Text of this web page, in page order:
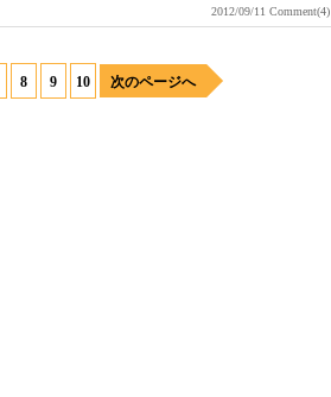
2012/09/11 Comment(4)
8 9 10 次のページへ